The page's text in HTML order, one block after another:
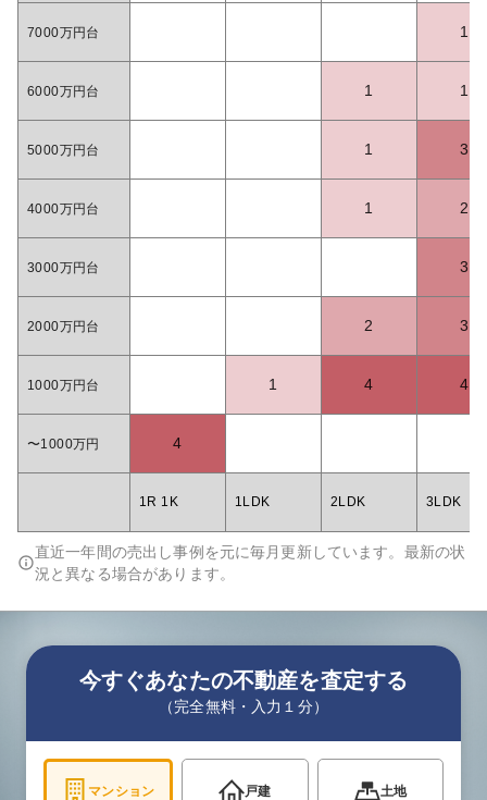
7000万円台 1
6000万円台 1 1
5000万円台 1 3
4000万円台 1 2
3000万円台 3
2000万円台 2 3
1000万円台 1 4 4
〜1000万円 4
1R 1K 1LDK 2LDK 3LDK
直近一年間の売出し事例を元に毎月更新しています。最新の状
況と異なる場合があります。
今すぐあなたの不動産を査定する
（完全無料・入力１分）
マンション 戸建 土地